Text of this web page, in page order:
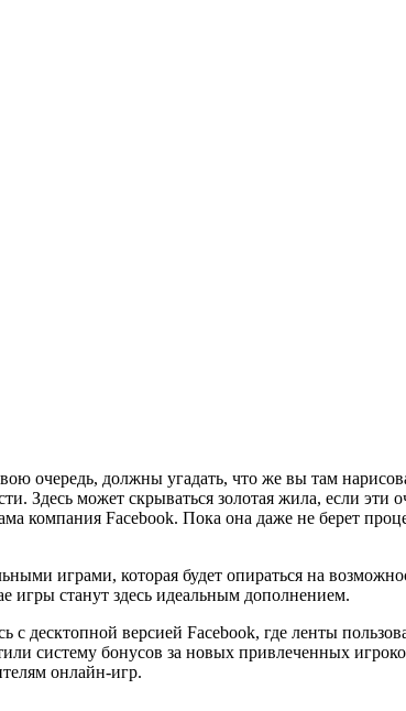
очередь, должны угадать, что же вы там
может скрываться золотая жила, если эти
компания Facebook. Пока она даже не берет
играми, которая будет опираться на
игры станут здесь идеальным дополнением.
десктопной версией Facebook, где ленты
систему бонусов за новых привлеченных
онлайн-игр.